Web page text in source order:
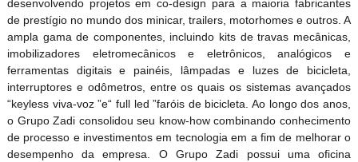
desenvolvendo projetos em co-design para a maioria fabricantes
de prestígio no mundo dos minicar, trailers, motorhomes e outros. A
ampla gama de componentes, incluindo kits de travas mecânicas,
imobilizadores eletromecânicos e eletrônicos, analógicos e
ferramentas digitais e painéis, lâmpadas e luzes de bicicleta,
interruptores e odômetros, entre os quais os sistemas avançados
“keyless viva-voz ”e“ full led ”faróis de bicicleta. Ao longo dos anos,
o Grupo Zadi consolidou seu know-how combinando conhecimento
de processo e investimentos em tecnologia em a fim de melhorar o
desempenho da empresa. O Grupo Zadi possui uma oficina